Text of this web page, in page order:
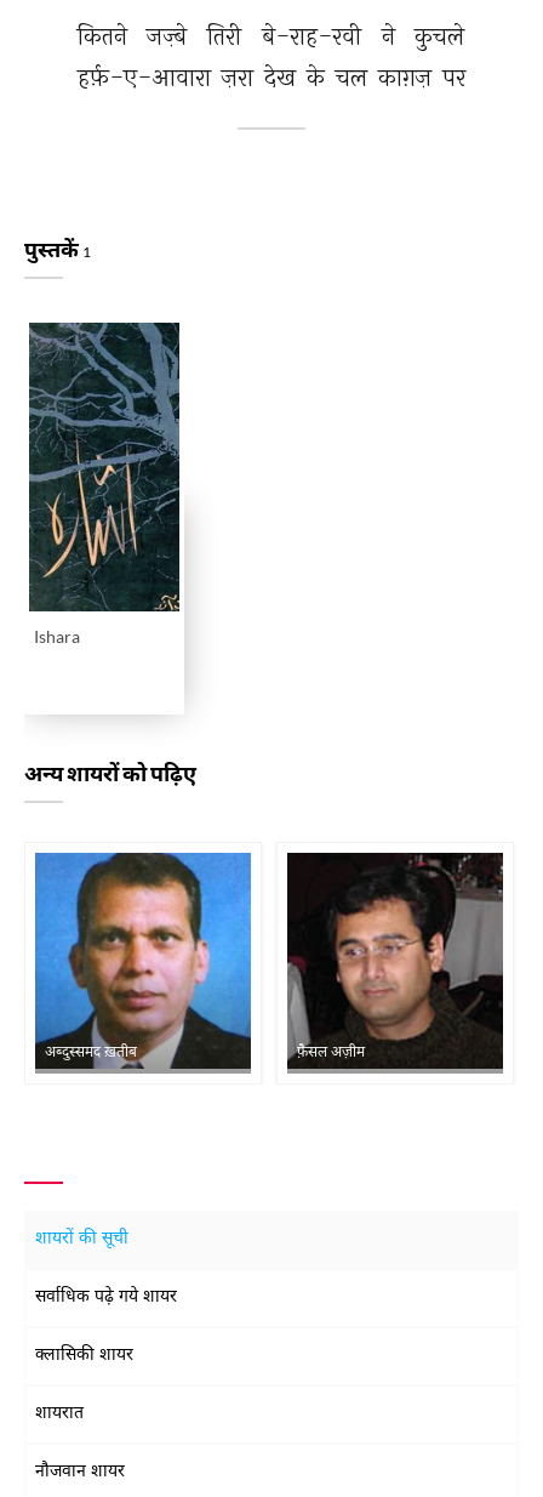
कितने जज़्बे तिरी बे-राह-रवी ने
कुचले
हर्फ़-ए-आवारा ज़रा देख के चल काग़ज़ पर
पुस्तकें 1
Ishara
अन्य शायरों को पढ़िए
अब्दुस्समद ख़तीब फ़ैसल अज़ीम
शायरों की सूची
सर्वाधिक पढ़े गये शायर
क्लासिकी शायर
शायरात
नौजवान शायर